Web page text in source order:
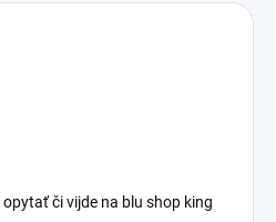
či vijde na blu shop king